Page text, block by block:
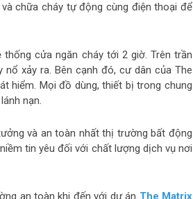
chữa cháy tự động cùng điện thoại để
cửa ngăn cháy tới 2 giờ. Trên trần
xảy ra. Bên cạnh đó, cư dân của The
hiểm. Mọi đồ dùng, thiết bị trong chung
nạn.
và an toàn nhất thị trường bất động
tin yêu đối với chất lượng dịch vụ nơi
an toàn khi đến với dự án The Matrix